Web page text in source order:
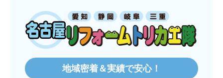
ものおきものおきさん
2025年12月26日 18:45
欲しい商品をスムーズに注文できましたか？
はい
ショップからの連絡や対応は適切でしたか？
地域密着＆実績で安心！